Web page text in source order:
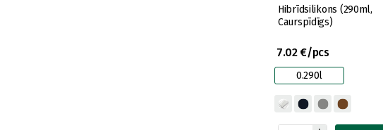
Hibrīdsilikons (290ml,
Caurspīdīgs)
7.02 €/pcs
0.290l